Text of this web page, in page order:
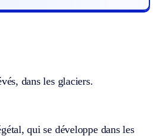
dans les glaciers.
qui se développe dans les